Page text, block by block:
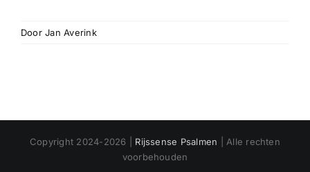
DoorJan Averink
Copyright 2024-2026 | Rijssense Psalmen | Alle rechten
voorbehouden